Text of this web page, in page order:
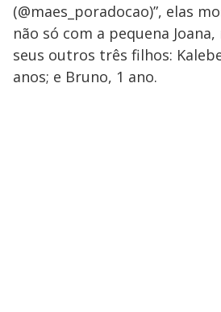
(@maes_poradocao)”, elas
não só com a pequena
seus outros três filhos:
anos; e Bruno, 1 ano.